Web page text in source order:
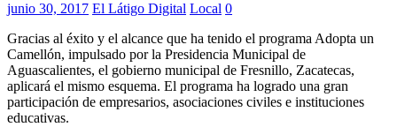
junio 30, 2017 El Látigo Digital Local 0
Gracias al éxito y el alcance que ha tenido el programa Adopta un
Camellón, impulsado por la Presidencia Municipal de
Aguascalientes, el gobierno municipal de Fresnillo, Zacatecas,
aplicará el mismo esquema. El programa ha logrado una gran
participación de empresarios, asociaciones civiles e instituciones
educativas.